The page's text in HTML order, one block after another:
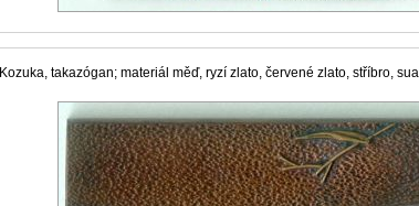
Kozuka, takazógan; materiál měď, ryzí zlato, červené zlato, stříbro,